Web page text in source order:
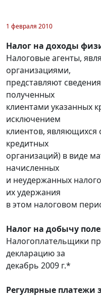
1 февраля 2010
Налог на доходы
Налоговые агенты,
организациями,
представляют
полученных
клиентами указанных
исключением
клиентов, являющихся
кредитных
организаций) в виде
начисленных
и неудержанных
их удержания
в этом налоговом
Налог на добычу
Налогоплательщики
декларацию за
декабрь 2009 г.*
Регулярные платежи